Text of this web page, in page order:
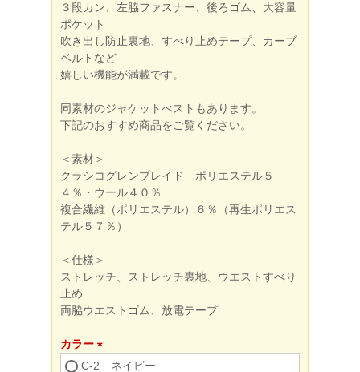
３段カン、左脇ファスナー、後ろゴム、大容量
ポケット
吹き出し防止裏地、すべり止めテープ、カーブ
ベルトなど
嬉しい機能が満載です。
同素材のジャケットべストもあります。
下記のおすすめ商品をご覧ください。
＜素材＞
クラシコグレンプレイド ポリエステル５
４％・ウール４０％
複合繊維（ポリエステル）６％（再生ポリエス
テル５７％）
＜仕様＞
ストレッチ、ストレッチ裏地、ウエストすべり
止め
両脇ウエストゴム、放電テープ
カラー
(必
C-2 ネイビー